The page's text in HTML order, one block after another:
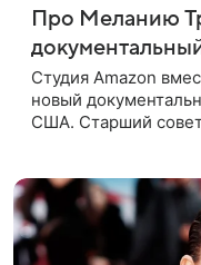
Про Меланию
Студия Amazon
новый
США. Старший